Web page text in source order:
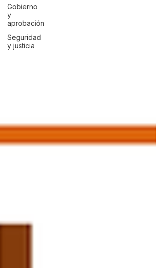
Gobierno
y
aprobación
Seguridad
y justicia